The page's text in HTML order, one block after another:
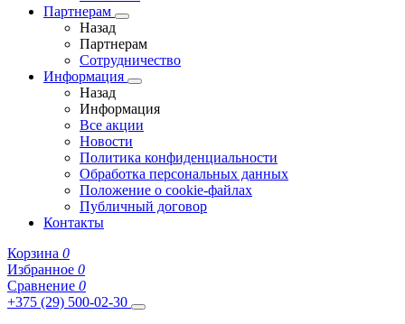
Партнерам
Назад
Партнерам
Сотрудничество
Информация
Назад
Информация
Все акции
Новости
Политика конфиденциальности
Обработка персональных данных
Положение о cookie-файлах
Публичный договор
Контакты
Корзина 0
Избранное 0
Сравнение 0
+375 (29) 500-02-30